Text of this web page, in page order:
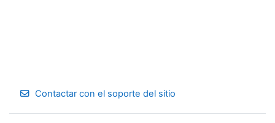
Contactar con el soporte del sitio